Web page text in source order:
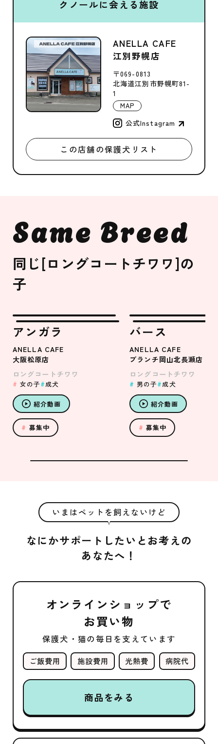
クノールに会える施設
ANELLA CAFE
江別野幌店
〒069-0813
北海道江別市野幌町81-
1
MAP
公式Instagram
この店舗の保護犬リスト
Same Breed
同じ[ロングコートチワワ]の
子
アンガラ
ANELLA CAFE
大阪松原店
ロングコートチワワ
女の子 成犬
紹介動画
募集中
バース
ANELLA CAFE
ブランチ岡山北長瀬店
ロングコートチワワ
男の子 成犬
紹介動画
募集中
いまはペットを飼えないけど
なにかサポートしたいとお考えの
あなたへ！
オンラインショップで
お買い物
保護犬・猫の毎日を支えています
ご飯費用 施設費用 光熱費 病院代
商品をみる